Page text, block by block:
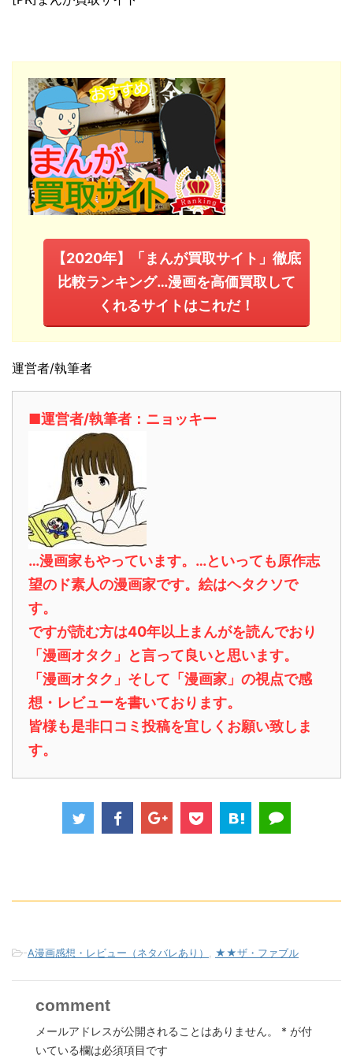
【2020年】「まんが買取サイト」徹底
比較ランキング…漫画を高価買取して
くれるサイトはこれだ！
運営者/執筆者
■運営者/執筆者：ニョッキー
…漫画家もやっています。…といっても原作志
望のド素人の漫画家です。絵はヘタクソで
す。
ですが読む方は40年以上まんがを読んでおり
「漫画オタク」と言って良いと思います。
「漫画オタク」そして「漫画家」の視点で感
想・レビューを書いております。
皆様も是非口コミ投稿を宜しくお願い致しま
す。
-A漫画感想・レビュー（ネタバレあり） ★★ザ・ファブル
comment
メールアドレスが公開されることはありません。 * が付
いている欄は必須項目です